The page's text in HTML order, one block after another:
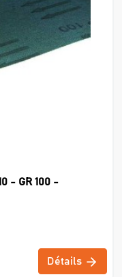
- GR 100 -
Détails